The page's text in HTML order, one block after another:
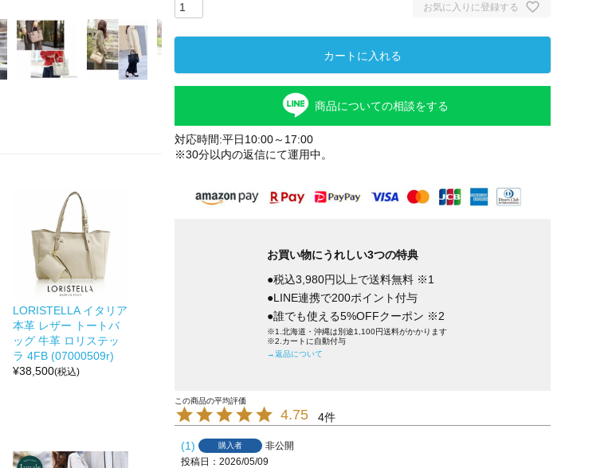
LORISTELLA イタリア
本革 レザー トートバ
ッグ 牛革 ロリステッ
ラ 4FB (07000509r)
¥38,500(税込)
お気に入りに登録する
カートに入れる
商品についての相談をする
対応時間:平日10:00～17:00
※30分以内の返信にて運用中。
お買い物にうれしい3つの特典
●税込3,980円以上で送料無料 ※1
●LINE連携で200ポイント付与
●誰でも使える5%OFFクーポン ※2
※1.北海道・沖縄は別途1,100円送料がかかります
※2.カートに自動付与
→返品について
4.75 4
1 購入者
非公開
投稿日
2026/05/09